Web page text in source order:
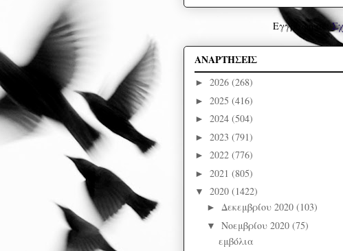
Εγγραφή σε:
ΑΝΑΡΤΗΣΕΙΣ
► 2026 (268)
► 2025 (416)
► 2024 (504)
► 2023 (791)
► 2022 (776)
► 2021 (805)
▼ 2020 (1422)
► Δεκεμβρίου 2020 (103)
▼ Νοεμβρίου 2020 (75)
εμβόλια